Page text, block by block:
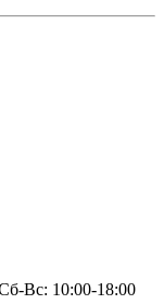
Вс: 10:00-18:00